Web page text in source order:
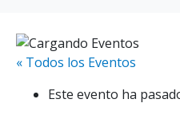
« Todos los Eventos
Este evento ha